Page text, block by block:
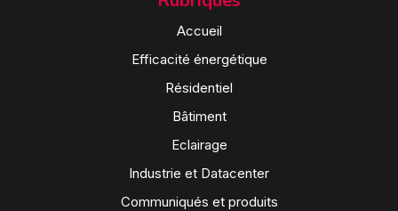
Accueil
Efficacité énergétique
Résidentiel
Bâtiment
Eclairage
Industrie et Datacenter
Communiqués et produits